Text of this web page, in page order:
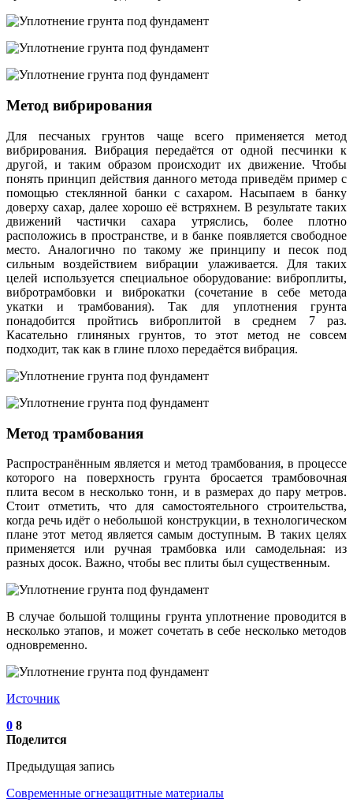
Метод вибрирования
Для песчаных грунтов чаще всего применяется метод
вибрирования. Вибрация передаётся от одной песчинки к
другой, и таким образом происходит их движение. Чтобы
понять принцип действия данного метода приведём пример с
помощью стеклянной банки с сахаром. Насыпаем в банку
доверху сахар, далее хорошо её встряхнем. В результате таких
движений частички сахара утряслись, более плотно
расположись в пространстве, и в банке появляется свободное
место. Аналогично по такому же принципу и песок под
сильным воздействием вибрации улаживается. Для таких
целей используется специальное оборудование: виброплиты,
вибротрамбовки и виброкатки (сочетание в себе метода
укатки и трамбования). Так для уплотнения грунта
понадобится пройтись виброплитой в среднем 7 раз.
Касательно глиняных грунтов, то этот метод не совсем
подходит, так как в глине плохо передаётся вибрация.
Метод трамбования
Распространённым является и метод трамбования, в процессе
которого на поверхность грунта бросается трамбовочная
плита весом в несколько тонн, и в размерах до пару метров.
Стоит отметить, что для самостоятельного строительства,
когда речь идёт о небольшой конструкции, в технологическом
плане этот метод является самым доступным. В таких целях
применяется или ручная трамбовка или самодельная: из
разных досок. Важно, чтобы вес плиты был существенным.
В случае большой толщины грунта уплотнение проводится в
несколько этапов, и может сочетать в себе несколько методов
одновременно.
Источник
0 8
Поделится
Предыдущая запись
Современные огнезащитные материалы